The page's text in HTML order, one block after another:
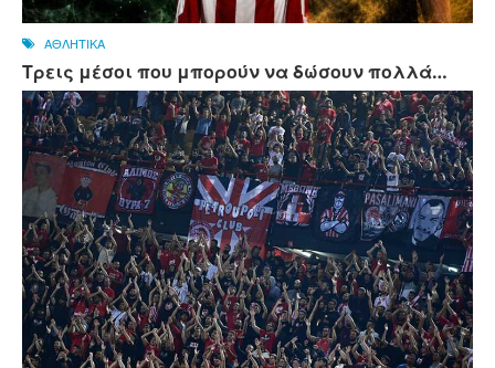
ΑΘΛΗΤΙΚΑ
Τρεις μέσοι που μπορούν να δώσουν πολλά…